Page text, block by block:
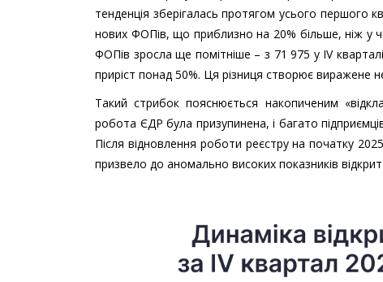
тенденція зберігалась протягом усього першого
нових ФОПів, що приблизно на 20% більше, ніж у
ФОПів зросла ще помітніше – з 71 975 у IV
приріст понад 50%. Ця різниця створює виражене
Такий стрибок пояснюється накопиченим
робота ЄДР була призупинена, і багато
Після відновлення роботи реєстру на початку
призвело до аномально високих показників